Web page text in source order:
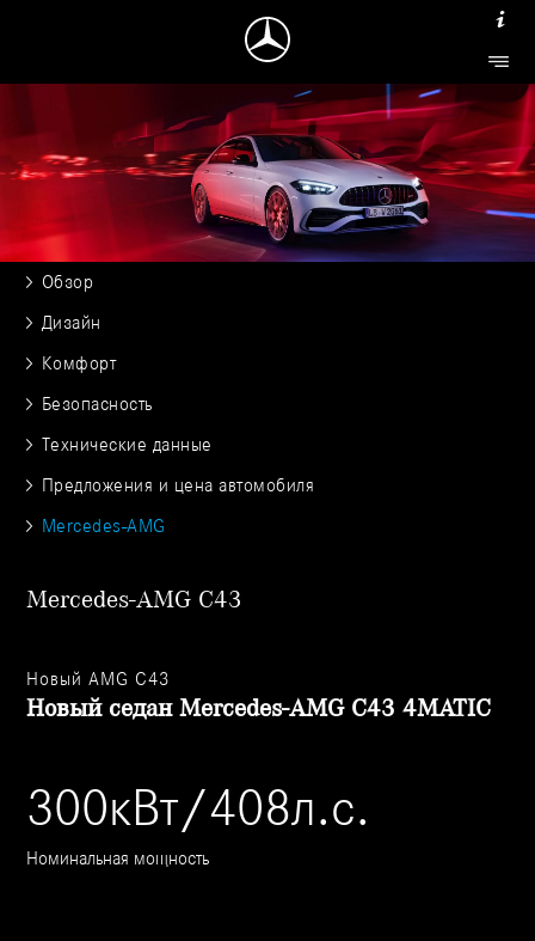
Обзор
Дизайн
Комфорт
Безопасность
Технические данные
Предложения и цена автомобиля
Mercedes-AMG
Mercedes-AMG C43
Новый AMG C43
Новый седан Mercedes-AMG C43 4MATIC
300кВт/408л.с.
Номинальная мощность